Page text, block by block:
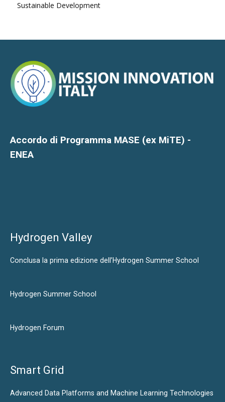
Sustainable Development
Accordo di Programma MASE (ex MiTE) -
ENEA
Hydrogen Valley
Conclusa la prima edizione dell’Hydrogen Summer School
Hydrogen Summer School
Hydrogen Forum
Smart Grid
Advanced Data Platforms and Machine Learning Technologies